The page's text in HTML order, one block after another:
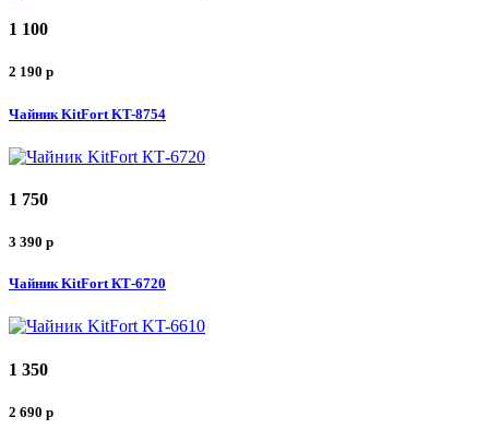
1 100
2 190 p
Чайник KitFort KT-8754
1 750
3 390 p
Чайник KitFort КТ-6720
1 350
2 690 p